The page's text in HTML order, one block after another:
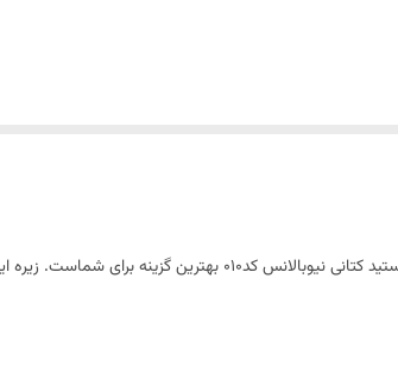
اگر دنبال یک کتانی با کیفیت و زیبا همراه با زیره ی بسیار نرم و قیمت